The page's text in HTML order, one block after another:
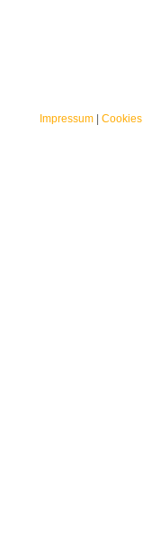
Impressum | Cookies